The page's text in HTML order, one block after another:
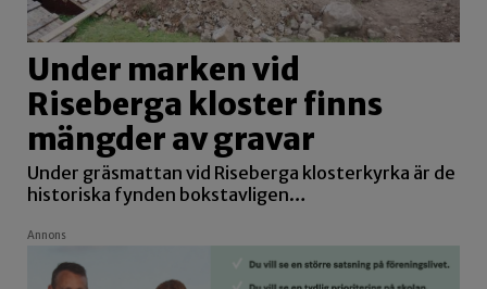
Under marken vid
Riseberga kloster finns
mängder av gravar
Under gräsmattan vid Riseberga klosterkyrka är de
historiska fynden bokstavligen…
Annons